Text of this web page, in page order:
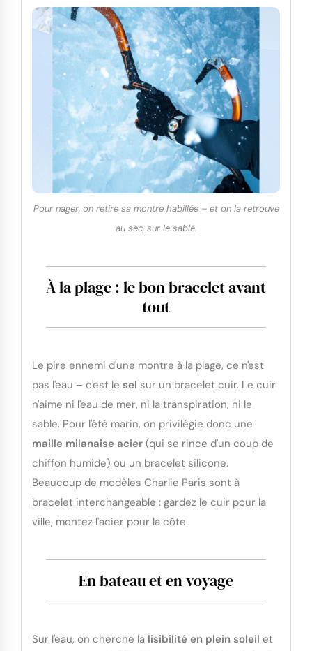
Pour nager, on retire sa montre habillée – et on la retrouve
au sec, sur le sable.
À la plage : le bon bracelet avant
tout
Le pire ennemi d'une montre à la plage, ce n'est
pas l'eau – c'est le sel sur un bracelet cuir. Le cuir
n'aime ni l'eau de mer, ni la transpiration, ni le
sable. Pour l'été marin, on privilégie donc une
maille milanaise acier (qui se rince d'un coup de
chiffon humide) ou un bracelet silicone.
Beaucoup de modèles Charlie Paris sont à
bracelet interchangeable : gardez le cuir pour la
ville, montez l'acier pour la côte.
En bateau et en voyage
Sur l'eau, on cherche la lisibilité en plein soleil et